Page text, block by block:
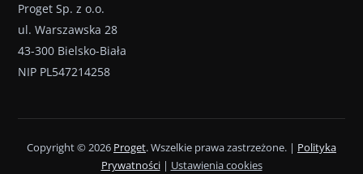
Proget Sp. z o.o.
ul. Warszawska 28
43-300 Bielsko-Biała
NIP PL547214258
Copyright © 2026 Proget. Wszelkie prawa zastrzeżone. | Polityka
Prywatności| Ustawienia cookies